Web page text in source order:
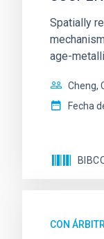
Spatially
age-
Cheng,
Fecha
CON